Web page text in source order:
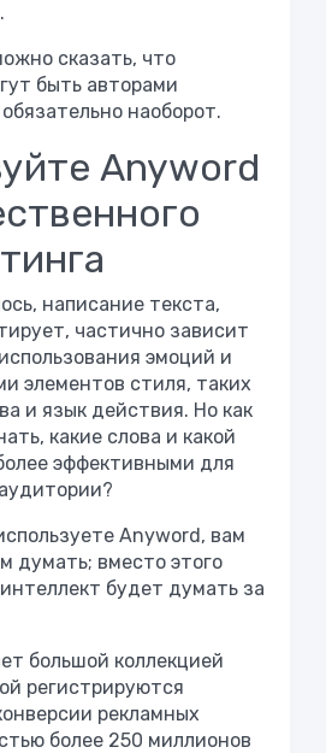
сказать, что
быть авторами
наоборот.
Anyword
написание текста,
частично зависит
эмоций и
элементов стиля, таких
и язык действия. Но как
какие слова и какой
эффективными для
Anyword, вам
думать; вместо этого
будет думать за
большой коллекцией
регистрируются
рекламных
более 250 миллионов